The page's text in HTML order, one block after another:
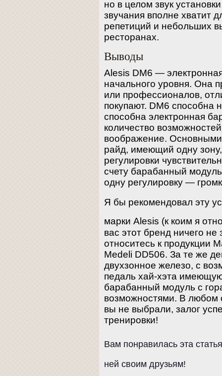
но в целом звук
звучания вполне хватит
репетиций и небольших
ресторанах.
Выводы
Alesis DM6 —
начального уровня. Она
или профессионалов,
покупают. DM6 способна
способна электронная
количество
воображение.
райд, имеющий одну
регулировки
счету барабанный
одну регулировку —
Я бы рекомендовал эту
марки Alesis (к коим я
вас этот бренд ничего
относитесь к продукции
Medeli DD506. За те же
двухзонное железо, с
педаль хай-хэта
барабанный модуль с
возможностями. В любом
вы не выбрали, залог
тренировки!
Вам понравилась эта
ней своим друзьям!